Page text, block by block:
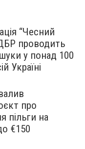
“Чесний
проводить
у понад 100
Україні
про
пільги на
€150